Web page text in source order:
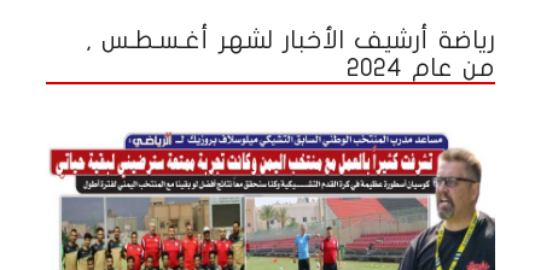
رياضة أرشيف الأخبار لشهر أغـسـطـس ,
من عام 2024